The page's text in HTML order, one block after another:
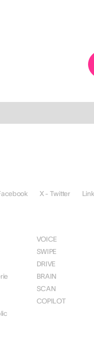
X - Twitter
VOICE
SWIPE
DRIVE
BRAIN
SCAN
COPILOT